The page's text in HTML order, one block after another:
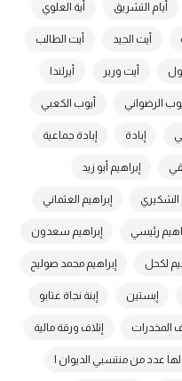
أيام التشريق أية العلوي
أيت الجيد أيت الطالب
أيت ورير أيرلندا
الرضواني أيوب الكعبي
إبادة إبادة جماعية
إبراهيم أبو زيد
الشكيري إبراهيم العثماني
رئيسي إبراهيم سعدون
لكحل إبراهيم محمد صوليح
إبستين إبنة نجاة عتابو
المخدرات إتلاف ورقة مالية
عدد من منتسبي الديوان ا